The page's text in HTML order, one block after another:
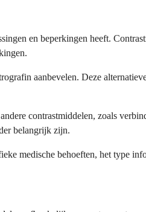
en beperkingen heeft.
aanbevelen. Deze
contrastmiddelen, zoals
belangrijk zijn.
medische behoeften, het type